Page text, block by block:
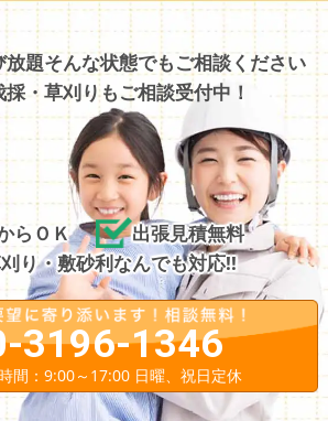
題そんな状態でもご相談ください
・草刈りもご相談受付中！
らＯＫ
出張見積無料
り・敷砂利なんでも対応!!
3196-1346
間：9:00～17:00 日曜、祝日定休